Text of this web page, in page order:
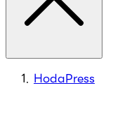
HodaPress